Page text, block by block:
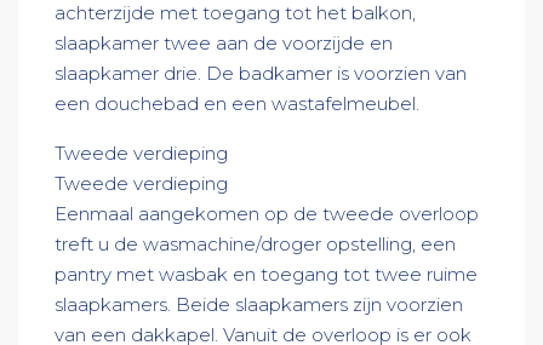
achterzijde met toegang tot het balkon,
slaapkamer twee aan de voorzijde en
slaapkamer drie. De badkamer is voorzien van
een douchebad en een wastafelmeubel.
Tweede verdieping
Tweede verdieping
Eenmaal aangekomen op de tweede overloop
treft u de wasmachine/droger opstelling, een
pantry met wasbak en toegang tot twee ruime
slaapkamers. Beide slaapkamers zijn voorzien
van een dakkapel. Vanuit de overloop is er ook